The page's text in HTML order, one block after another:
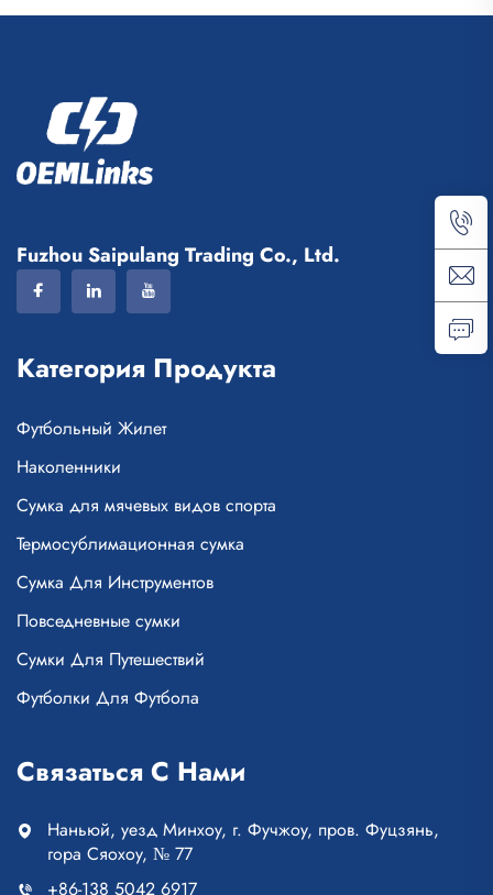
Fuzhou Saipulang Trading Co., Ltd.
Категория Продукта
Футбольный Жилет
Наколенники
Сумка для мячевых видов спорта
Термосублимационная сумка
Сумка Для Инструментов
Повседневные сумки
Сумки Для Путешествий
Футболки Для Футбола
Связаться С Нами
Наньюй, уезд Минхоу, г. Фучжоу, пров. Фуцзянь,
гора Сяохоу, № 77
+86-138 5042 6917